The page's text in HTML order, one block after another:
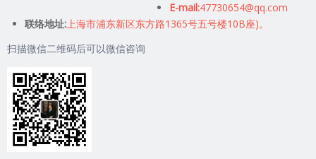
E-mail:47730654@qq.com
联络地址:上海市浦东新区东方路1365号五号楼10B座)。
扫描微信二维码后可以微信咨询